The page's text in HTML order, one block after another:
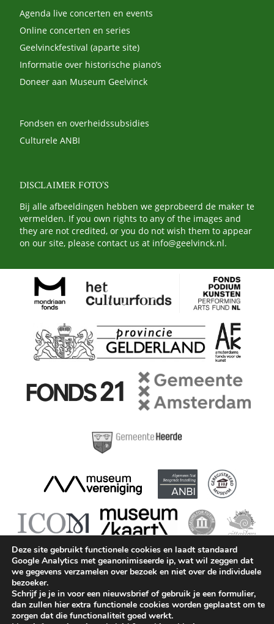
Agenda live concerten en events
Online concerten en series
Geelvinckfestival (aparte site)
Informatie over historische piano’s
Doneer aan Museum Geelvinck
Fondsen en overheidssubsidies
Culturele ANBI
DISCLAIMER FOTO’S
Bij alle afbeeldingen hebben we geprobeerd de maker te
vermelden. If you own rights to any of the images and
they are not credited, or you do not wish them to appear
on our site, please contact us at info@geelvinck.nl.
Museum Geelvinck © 2026 || KvK: 41215421 || BTW:
815194687B01 ||info@geelvinck.nl||
Deze site gebruikt functionele cookies en laadt standaard
Google Analytics met geanonimiseerde ip, wat wil zeggen dat
we gegevens verzamelen over bezoek en niet over de individuele
bezoeker.
Schrijf je je in voor een nieuwsbrief of gebruik je een formulier,
dan zullen hier extra functionele cookies worden geplaatst om te
zorgen dat die functionaliteit goed werkt.